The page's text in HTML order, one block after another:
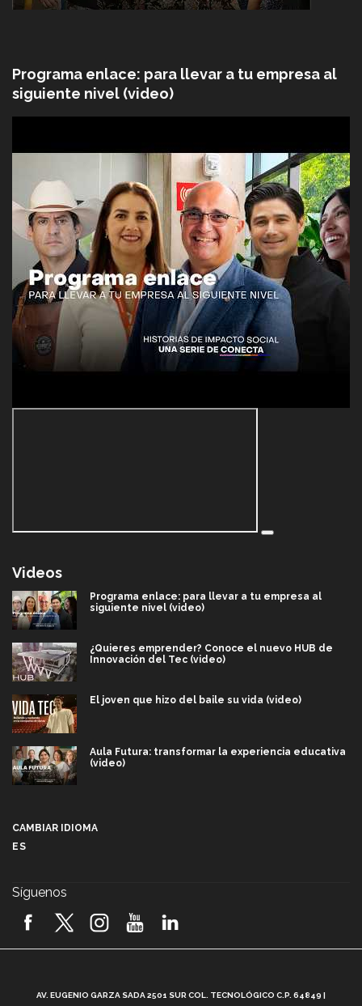
Programa enlace: para llevar a tu empresa al
siguiente nivel (video)
Videos
Programa enlace: para llevar a tu empresa al
siguiente nivel (video)
¿Quieres emprender? Conoce el nuevo HUB de
Innovación del Tec (video)
El joven que hizo del baile su vida (video)
Aula Futura: transformar la experiencia educativa
(video)
2026! (video)
CAMBIAR IDIOMA
ES
Síguenos
AV. EUGENIO GARZA SADA 2501 SUR COL. TECNOLÓGICO C.P. 64849 |